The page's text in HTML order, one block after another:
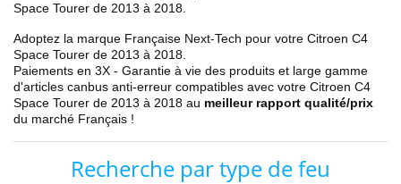
Space Tourer de 2013 à 2018
Adoptez la marque Française Next-Tech pour votre Citroen C4
Space Tourer de 2013 à 2018
Paiements en 3X - Garantie à vie des produits et large gamme
d'articles canbus anti-erreur compatibles avec votre Citroen C4
Space Tourer de 2013 à 2018 au meilleur rapport qualité/prix
du marché Français !
Recherche par type de feu